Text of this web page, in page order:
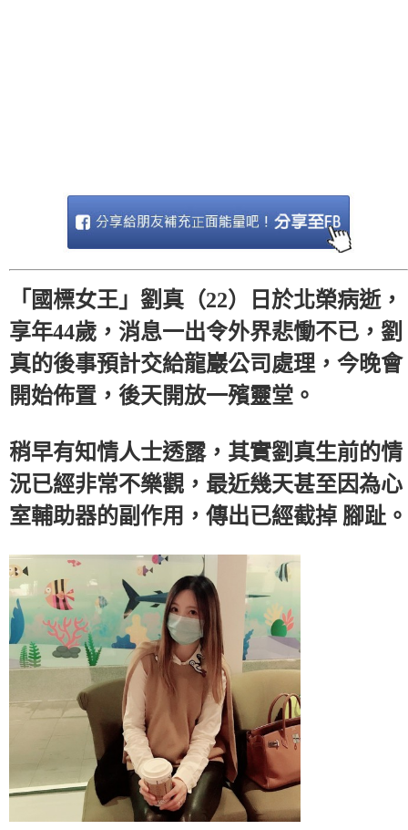
「國標女王」劉真（22）日於北榮病逝，
享年44歲，消息一出令外界悲慟不已，劉
真的後事預計交給龍巖公司處理，今晚會
開始佈置，後天開放一殯靈堂。
稍早有知情人士透露，其實劉真生前的情
況已經非常不樂觀，最近幾天甚至因為心
室輔助器的副作用，傳出已經截掉 腳趾。